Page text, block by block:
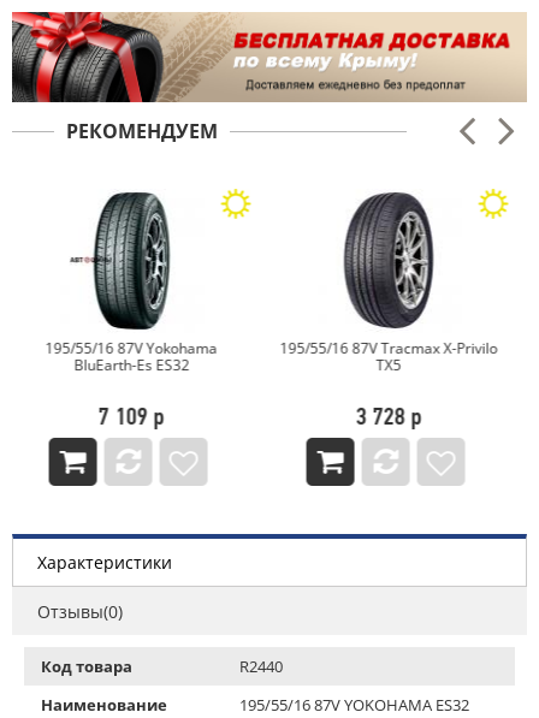
РЕКОМЕНДУЕМ
195/55/16 87V Tracmax X-Privilo
TX5
3 728 р
195/55/16 91H Cordiant Comfort
2 PS-6
6 080 р
Характеристики
Отзывы(0)
Код товара
R2440
Наименование
195/55/16 87V YOKOHAMA ES32